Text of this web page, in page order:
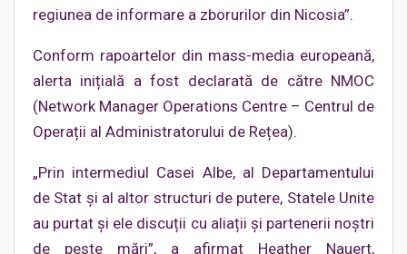
regiunea de informare a zborurilor din Nicosia”.
Conform rapoartelor din mass-media europeană,
alerta inițială a fost declarată de către NMOC
(Network Manager Operations Centre – Centrul de
Operații al Administratorului de Rețea).
„Prin intermediul Casei Albe, al Departamentului
de Stat și al altor structuri de putere, Statele Unite
au purtat și ele discuții cu aliații și partenerii noștri
de peste mări”, a afirmat Heather Nauert,